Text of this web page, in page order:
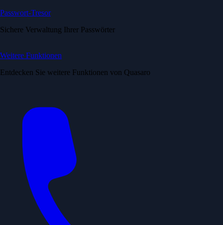
Passwort-Tresor
Sichere Verwaltung Ihrer Passwörter
Weitere Funktionen
Entdecken Sie weitere Funktionen von Quasaro